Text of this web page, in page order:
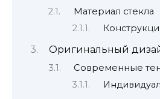
Материал стекла
Оригинальный
Современные